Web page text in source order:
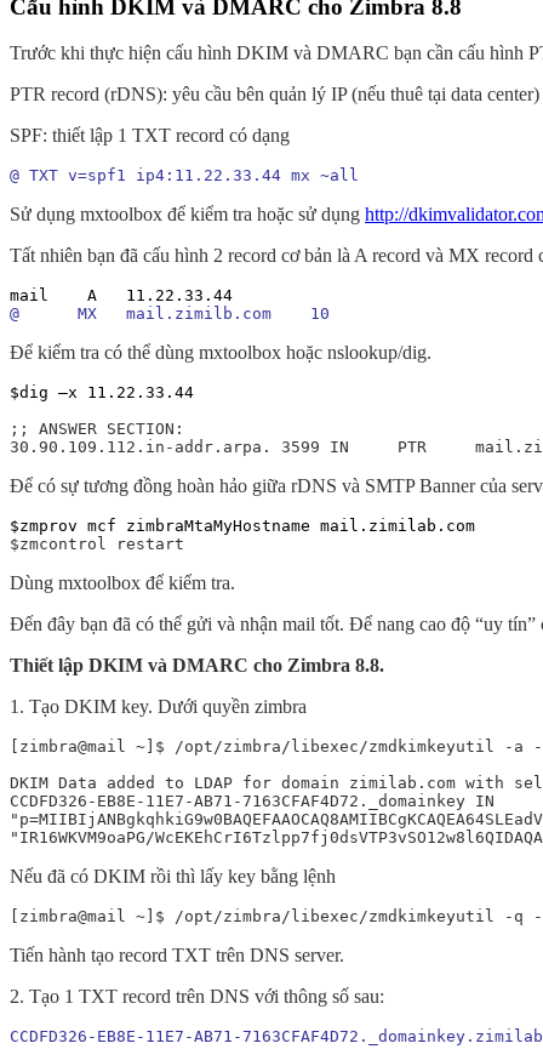
Cấu hình DKIM và DMARC cho Zimbra 8.8
Trước khi thực hiện cấu hình DKIM và DMARC bạn cần cấu hình
PTR record (rDNS): yêu cầu bên quản lý IP (nếu thuê tại data
SPF: thiết lập 1 TXT record có dạng
@ TXT v=spf1 ip4:11.22.33.44 mx ~all
Sử dụng mxtoolbox để kiểm tra hoặc sử dụng http://
Tất nhiên bạn đã cấu hình 2 record cơ bản là A record và MX record
@      MX   mail.zimilb.com    10
Để kiểm tra có thể dùng mxtoolbox hoặc nslookup/dig.
$dig –x 11.22.33.44
;; ANSWER SECTION:
30.90.109.112.in-addr.arpa. 3599 IN     PTR
Để có sự tương đồng hoàn hảo giữa rDNS và SMTP Banner của
$zmcontrol restart
Dùng mxtoolbox để kiểm tra.
Đến đây bạn đã có thể gửi và nhận mail tốt. Để nang cao độ “uy
Thiết lập DKIM và DMARC cho Zimbra 8.8.
1. Tạo DKIM key. Dưới quyền zimbra
[zimbra@mail ~]$ /opt/zimbra/libexec/zmdkimkeyutil -a
DKIM Data added to LDAP for domain zimilab.com with
CCDFD326-EB8E-11E7-AB71-7163CFAF4D72._domainkey IN
"IR16WKVM9oaPG/
Nếu đã có DKIM rồi thì lấy key bằng lệnh
[zimbra@mail ~]$ /opt/zimbra/libexec/zmdkimkeyutil -q
Tiến hành tạo record TXT trên DNS server.
2. Tạo 1 TXT record trên DNS với thông số sau:
CCDFD326-EB8E-11E7-AB71-